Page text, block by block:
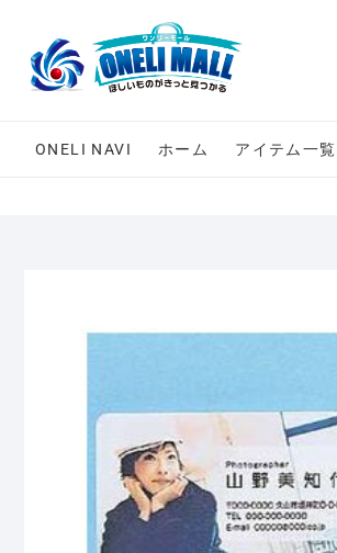
content
ONELI NAVI ホーム アイテム一覧